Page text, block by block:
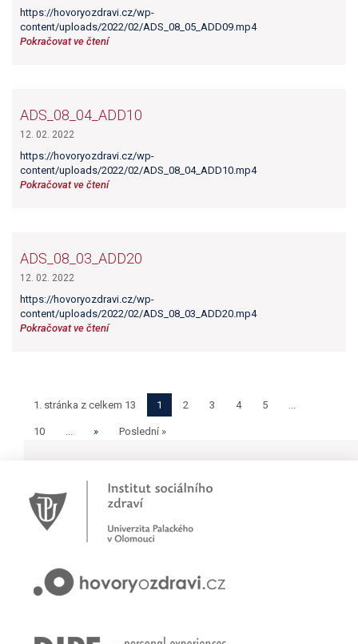
https://hovoryozdravi.cz/wp-
content/uploads/2022/02/ADS_08_05_ADD09.mp4
Pokračovat ve čtení
ADS_08_04_ADD10
12. 02. 2022
https://hovoryozdravi.cz/wp-
content/uploads/2022/02/ADS_08_04_ADD10.mp4
Pokračovat ve čtení
ADS_08_03_ADD20
12. 02. 2022
https://hovoryozdravi.cz/wp-
content/uploads/2022/02/ADS_08_03_ADD20.mp4
Pokračovat ve čtení
1. stránka z celkem 13 1 2 3 4 5 ...
10 ... » Poslední »
Novinky
Přihlašte se na první online workshop na téma stárnoucí
populace
Zkušenosti rodičů dětí s epilepsií
Začínáme nové téma! Sluchová vada u dětí